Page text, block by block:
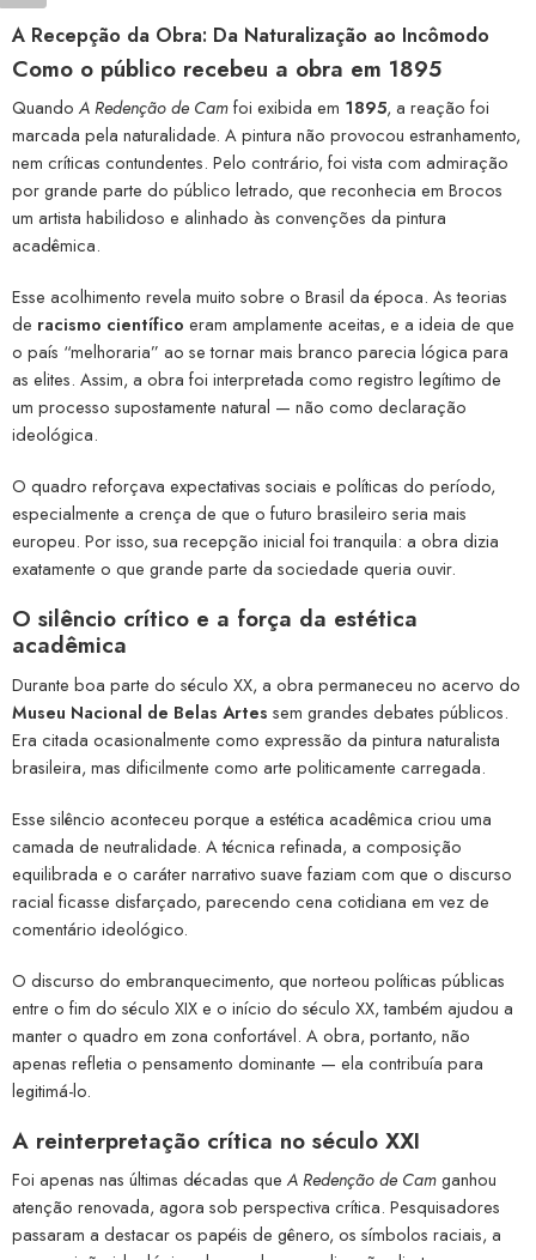
A Recepção da Obra: Da Naturalização ao Incômodo
Como o público recebeu a obra em 1895
Quando A Redenção de Camfoi exibida em 1895, a reação foi
marcada pela naturalidade. A pintura não provocou estranhamento,
nem críticas contundentes. Pelo contrário, foi vista com admiração
por grande parte do público letrado, que reconhecia em Brocos
um artista habilidoso e alinhado às convenções da pintura
acadêmica.
Esse acolhimento revela muito sobre o Brasil da época. As teorias
de racismo científico eram amplamente aceitas, e a ideia de que
o país “melhoraria” ao se tornar mais branco parecia lógica para
as elites. Assim, a obra foi interpretada como registro legítimo de
um processo supostamente natural — não como declaração
ideológica.
O quadro reforçava expectativas sociais e políticas do período,
especialmente a crença de que o futuro brasileiro seria mais
europeu. Por isso, sua recepção inicial foi tranquila: a obra dizia
exatamente o que grande parte da sociedade queria ouvir.
O silêncio crítico e a força da estética
acadêmica
Durante boa parte do século XX, a obra permaneceu no acervo do
Museu Nacional de Belas Artes sem grandes debates públicos.
Era citada ocasionalmente como expressão da pintura naturalista
brasileira, mas dificilmente como arte politicamente carregada.
Esse silêncio aconteceu porque a estética acadêmica criou uma
camada de neutralidade. A técnica refinada, a composição
equilibrada e o caráter narrativo suave faziam com que o discurso
racial ficasse disfarçado, parecendo cena cotidiana em vez de
comentário ideológico.
O discurso do embranquecimento, que norteou políticas públicas
entre o fim do século XIX e o início do século XX, também ajudou a
manter o quadro em zona confortável. A obra, portanto, não
apenas refletia o pensamento dominante — ela contribuía para
legitimá-lo.
A reinterpretação crítica no século XXI
Foi apenas nas últimas décadas que A Redenção de Camganhou
atenção renovada, agora sob perspectiva crítica. Pesquisadores
passaram a destacar os papéis de gênero, os símbolos raciais, a